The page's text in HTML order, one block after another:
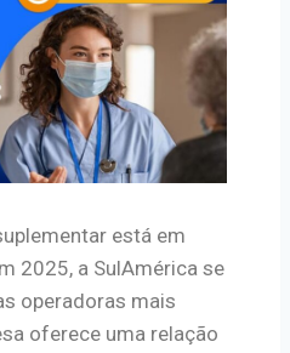
está em
2025, a SulAmérica se
operadoras mais
oferece uma relação